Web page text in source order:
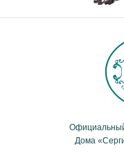
Официальный
Дома